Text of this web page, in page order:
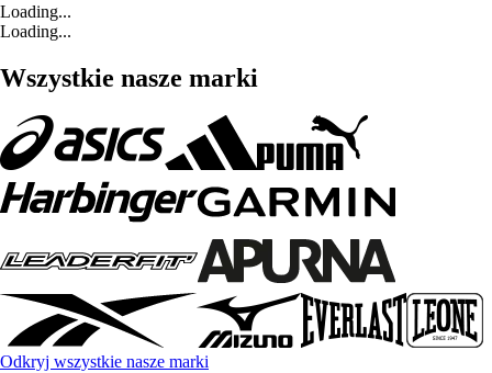
Loading...
Loading...
Wszystkie nasze marki
Odkryj wszystkie nasze marki